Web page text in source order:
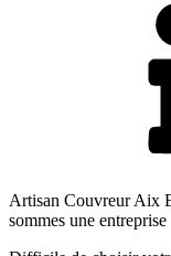
Artisan Couvreur Aix
sommes une